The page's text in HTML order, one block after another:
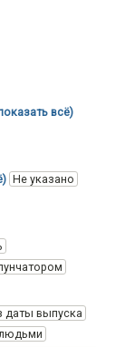
всё)
Не указано
даты выпуска